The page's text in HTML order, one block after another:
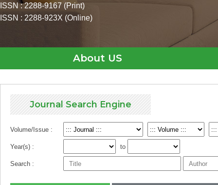
ISSN : 2288-9167 (Print)
ISSN : 2288-923X (Online)
About US
Journal Search Engine
Volume/Issue :
Year(s) : to
Search :